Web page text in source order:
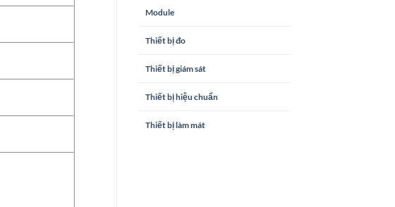
Module
Thiết bị đo
Thiết bị giám sát
Thiết bị hiệu chuẩn
Thiết bị làm mát